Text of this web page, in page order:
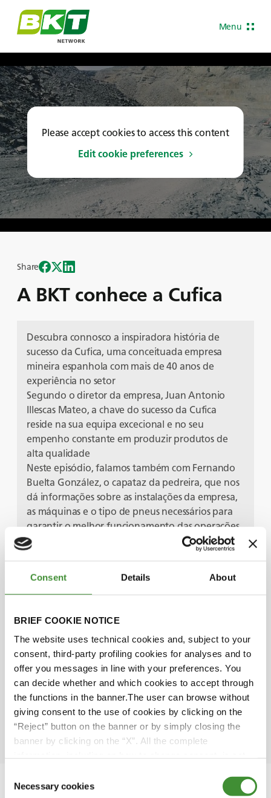
Consent Details About
BRIEF COOKIE NOTICE
The website uses technical cookies and, subject to your
consent, third-party profiling cookies for analyses and to
offer you messages in line with your preferences. You
can decide whether and which cookies to accept through
the functions in the banner.The user can browse without
giving consent to the use of cookies by clicking on the
“Reject” button on the banner or by simply closing the
banner by clicking on the “X”. All the complete
Selection
Necessary cookies
Menu
Please accept cookies to access this content
Edit cookie preferences
A BKT conhece a Cufica
Share
Descubra connosco a inspiradora história de
sucesso da Cufica, uma conceituada empresa
mineira espanhola com mais de 40 anos de
experiência no setor
Segundo o diretor da empresa, Juan Antonio
Illescas Mateo, a chave do sucesso da Cufica
reside na sua equipa excecional e no seu
empenho constante em produzir produtos de
alta qualidade
Neste episódio, falamos também com Fernando
Buelta González, o capataz da pedreira, que nos
dá informações sobre as instalações da empresa,
as máquinas e o tipo de pneus necessários para
garantir o melhor funcionamento das operações
Entre no mundo de Cufica e explore a sua rica
história e os seus entusiasmantes planos para o
Sabias?
A Cufica foi fundada em 1980.
A Cufica explora Las Medulas, a maior mina de
ouro da região.
A empresa dedica-se à extração de ardósia.